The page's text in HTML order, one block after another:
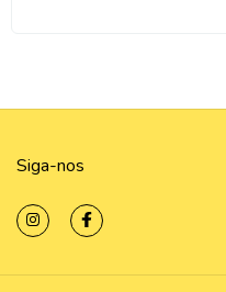
Siga-nos